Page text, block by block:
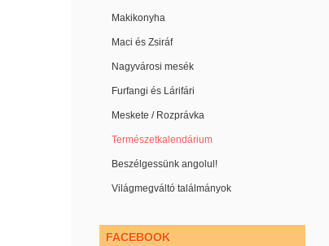
Makikonyha
Maci és Zsiráf
Nagyvárosi mesék
Furfangi és Lárifári
Meskete / Rozprávka
Természetkalendárium
Beszélgessünk angolul!
Világmegváltó találmányok
FACEBOOK